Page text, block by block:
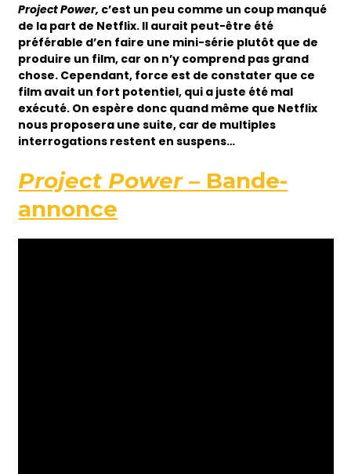
Project Power, c’est un peu comme un coup manqué
de la part de Netflix. Il aurait peut-être été
préférable d’en faire une mini-série plutôt que de
produire un film, car on n’y comprend pas grand
chose. Cependant, force est de constater que ce
film avait un fort potentiel, qui a juste été mal
exécuté. On espère donc quand même que Netflix
nous proposera une suite, car de multiples
interrogations restent en suspens…
Project Power– Bande-
annonce